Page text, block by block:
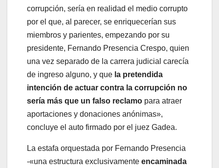
corrupción, sería en realidad el medio corrupto
por el que, al parecer, se enriquecerían sus
miembros y parientes, empezando por su
presidente, Fernando Presencia Crespo, quien
una vez separado de la carrera judicial carecía
de ingreso alguno, y que la pretendida
intención de actuar contra la corrupción no
sería más que un falso reclamo para atraer
aportaciones y donaciones anónimas»,
concluye el auto firmado por el juez Gadea.
La estafa orquestada por Fernando Presencia
-«una estructura exclusivamente encaminada